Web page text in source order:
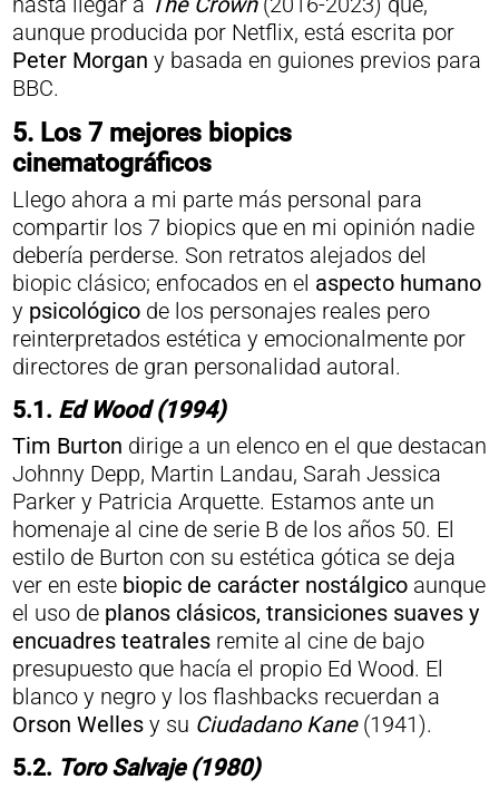
aunque producida por Netflix, está escrita por
Peter Morgan y basada en guiones previos para
BBC.
5. Los 7 mejores biopics
cinematográficos
Llego ahora a mi parte más personal para
compartir los 7 biopics que en mi opinión nadie
debería perderse. Son retratos alejados del
biopic clásico; enfocados en el aspecto humano
y psicológicode los personajes reales pero
reinterpretados estética y emocionalmente por
directores de gran personalidad autoral.
5.1. Ed Wood (1994)
Tim Burton dirige a un elenco en el que destacan
Johnny Depp, Martin Landau, Sarah Jessica
Parker y Patricia Arquette. Estamos ante un
homenaje al cine de serie B de los años 50. El
estilo de Burton con su estética gótica se deja
ver en este biopic de carácter nostálgicoaunque
el uso de planos clásicos, transiciones suaves y
encuadres teatralesremite al cine de bajo
presupuesto que hacía el propio Ed Wood. El
blanco y negro y los flashbacks recuerdan a
Orson Wellesy su Ciudadano Kane(1941).
5.2. Toro Salvaje (1980)